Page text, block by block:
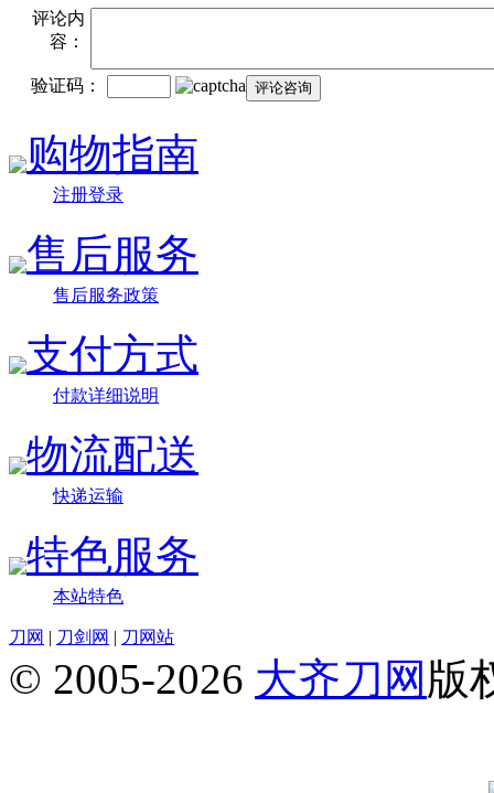
评论内
容：
验证码：
购物指南
注册登录
售后服务
售后服务政策
支付方式
付款详细说明
物流配送
快递运输
特色服务
本站特色
刀网 | 刀剑网 | 刀网站
© 2005-2026 大齐刀网 版